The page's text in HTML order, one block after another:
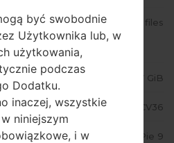
4 files
3.37 GiB
Samsung SCV36
Android Pie 9
być swobodnie
Użytkownika lub, w
użytkowania,
podczas
Dodatku.
inaczej, wszystkie
niniejszym
i w